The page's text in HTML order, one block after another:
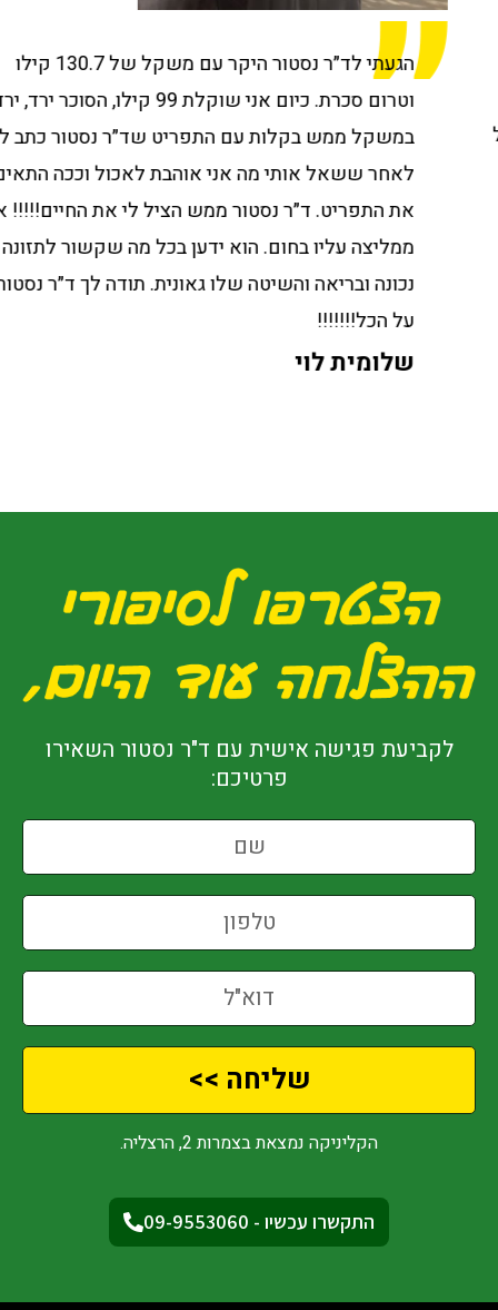
הגעתי לד״ר נסטור היקר עם משקל של 130.7 קילו
וטרום סכרת. כיום אני שוקלת 99 קילו, הסוכר ירד, ירדתי
במשקל ממש בקלות עם התפריט שד״ר נסטור כתב לי
לאחר ששאל אותי מה אני אוהבת לאכול וככה התאים לי
את התפריט. ד״ר נסטור ממש הציל לי את החיים!!!!! אני
ממליצה עליו בחום. הוא ידען בכל מה שקשור לתזונה
נכונה ובריאה והשיטה שלו גאונית. תודה לך ד״ר נסטור
על הכל!!!!!!!
שלומית לוי
לקביעת פגישה אישית עם ד"ר נסטור השאירו
פרטיכם:
שליחה >>
הקליניקה נמצאת בצמרות 2, הרצליה.
התקשרו עכשיו - 09-9553060